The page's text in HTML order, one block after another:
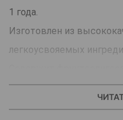
1 года.
Изготовлен из
легкоусвояемых
способствуют
кишечника.